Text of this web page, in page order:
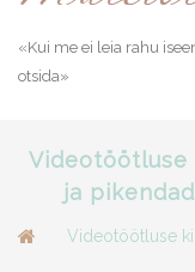
«Kui me ei leia rahu
otsida»
Videotöötluse
ja
Videotöötluse